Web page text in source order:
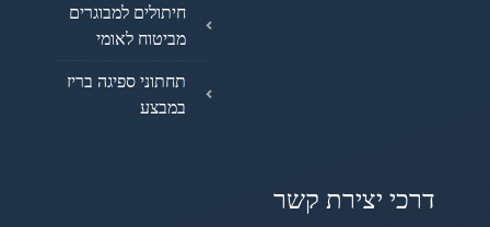
חיתולים למבוגרים
מביטוח לאומי
תחתוני ספיגה בריז
במבצע
דרכי יצירת קשר